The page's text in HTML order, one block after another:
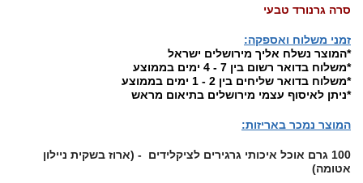
סרה גרנורד טבעי
זמני משלוח ואספקה:
*המוצר נשלח אליך מירושלים ישראל
*משלוח בדואר רשום בין 7 - 4 ימים בממוצע
*משלוח בדואר שליחים בין 2 - 1 ימים בממוצע
*ניתן לאיסוף עצמי מירושלים בתיאום מראש
המוצר נמכר באריזות:
100 גרם אוכל איכותי גרגירים לציקלידים - (ארוז בשקית ניילון
אטומה)